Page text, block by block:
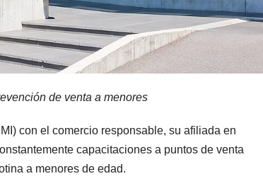
de venta a menores
con el comercio responsable, su afiliada en
capacitaciones a puntos de venta
a menores de edad.